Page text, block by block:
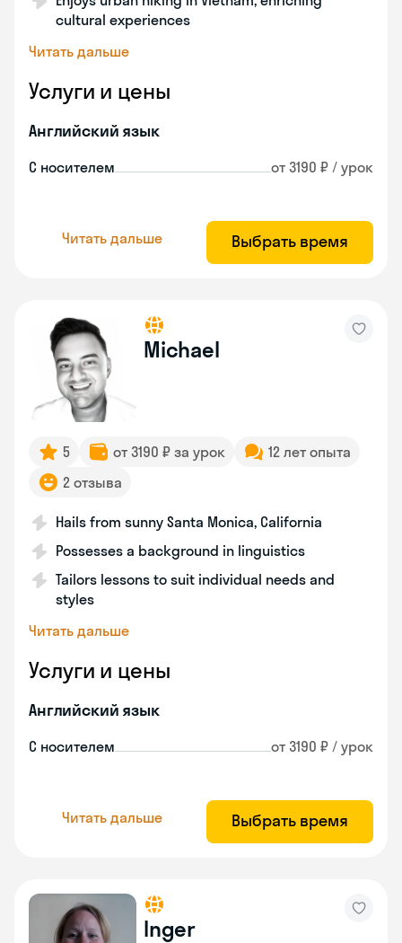
cultural experiences
Читать дальше
Услуги и цены
Английский язык
С носителем от 3190 ₽ / урок
Читать дальше Выбрать время
Michael
5 от 3190 ₽ за урок
12 лет опыта
2 отзыва
Hails from sunny Santa Monica, California
Possesses a background in linguistics
Tailors lessons to suit individual needs and
styles
Читать дальше
Услуги и цены
Английский язык
С носителем от 3190 ₽ / урок
Читать дальше Выбрать время
Inger